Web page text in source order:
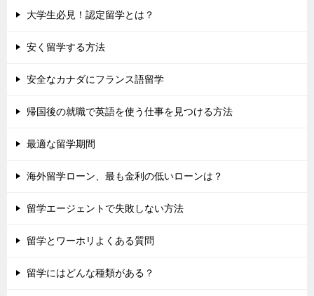
大学生必見！認定留学とは？
安く留学する方法
安全なカナダにフランス語留学
帰国後の就職で英語を使う仕事を見つける方法
最適な留学期間
海外留学ローン、最も金利の低いローンは？
留学エージェントで失敗しない方法
留学とワーホリよくある質問
留学にはどんな種類がある？